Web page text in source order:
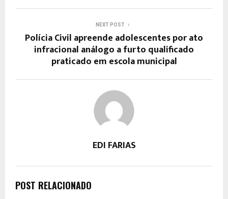
NEXT POST
Polícia Civil apreende adolescentes por ato
infracional análogo a furto qualificado
praticado em escola municipal
EDI FARIAS
POST RELACIONADO